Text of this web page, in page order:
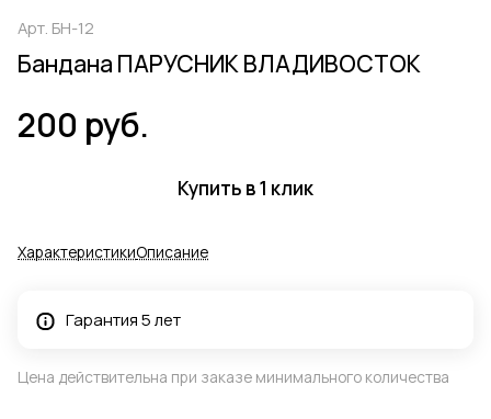
Арт. БН-12
Бандана ПАРУСНИК ВЛАДИВОСТОК
200 руб.
Купить в 1 клик
ХарактеристикиОписание
Гарантия 5 лет
Цена действительна при заказе минимального количества